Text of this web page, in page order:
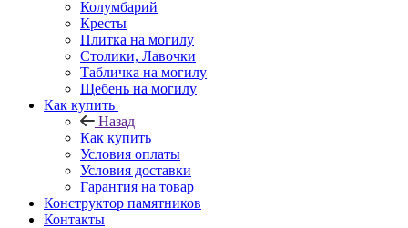
Колумбарий
Кресты
Плитка на могилу
Столики, Лавочки
Табличка на могилу
Щебень на могилу
Как купить
Назад
Как купить
Условия оплаты
Условия доставки
Гарантия на товар
Конструктор памятников
Контакты